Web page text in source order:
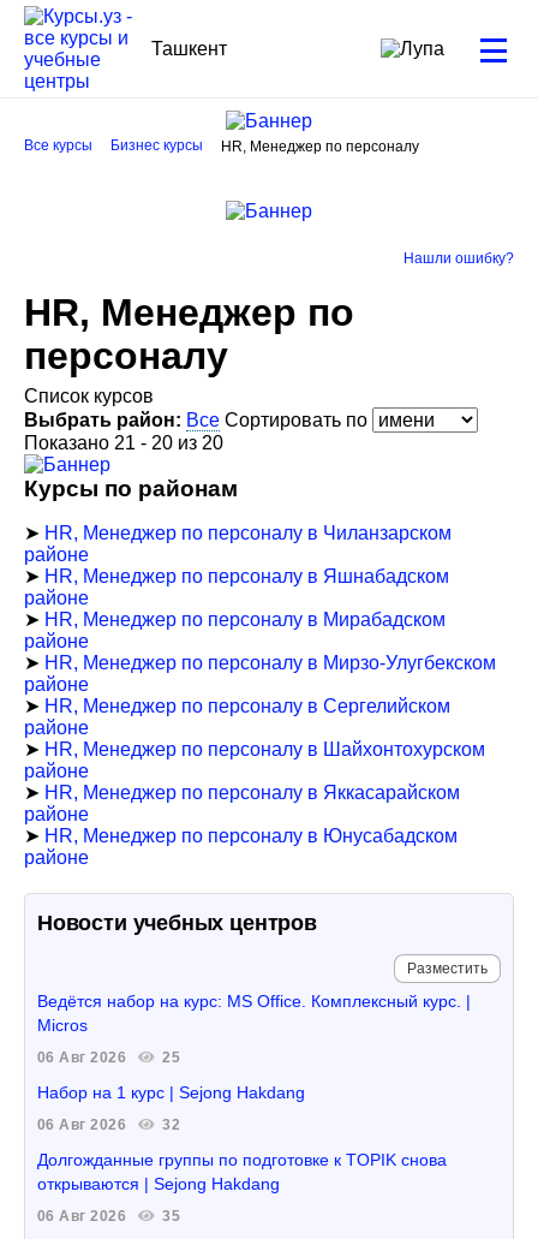
Ташкент
Все курсы Бизнес курсы HR, Менеджер по персоналу
Нашли ошибку?
HR, Менеджер по
персоналу
Список курсов
Выбрать район: Все Сортировать по
Показано 21 - 20 из 20
Курсы по районам
➤ HR, Менеджер по персоналу в Чиланзарском
районе
➤ HR, Менеджер по персоналу в Яшнабадском
районе
➤ HR, Менеджер по персоналу в Мирабадском
районе
➤ HR, Менеджер по персоналу в Мирзо-Улугбекском
районе
➤ HR, Менеджер по персоналу в Сергелийском
районе
➤ HR, Менеджер по персоналу в Шайхонтохурском
районе
➤ HR, Менеджер по персоналу в Яккасарайском
районе
➤ HR, Менеджер по персоналу в Юнусабадском
районе
Новости учебных центров
Разместить
Ведётся набор на курс: MS Office. Комплексный курс. |
Micros
06 Авг 2026 25
Набор на 1 курс | Sejong Hakdang
06 Авг 2026 32
Долгожданные группы по подготовке к TOPIK снова
открываются | Sejong Hakdang
06 Авг 2026 35